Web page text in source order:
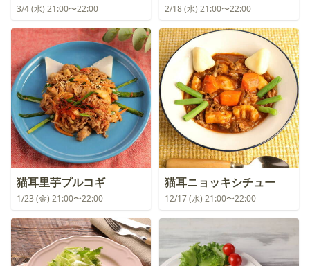
3/4 (水) 21:00〜22:00 2/18 (水) 21:00〜22:00
猫耳里芋プルコギ
1/23 (金) 21:00〜22:00
猫耳ニョッキシチュー
12/17 (水) 21:00〜22:00